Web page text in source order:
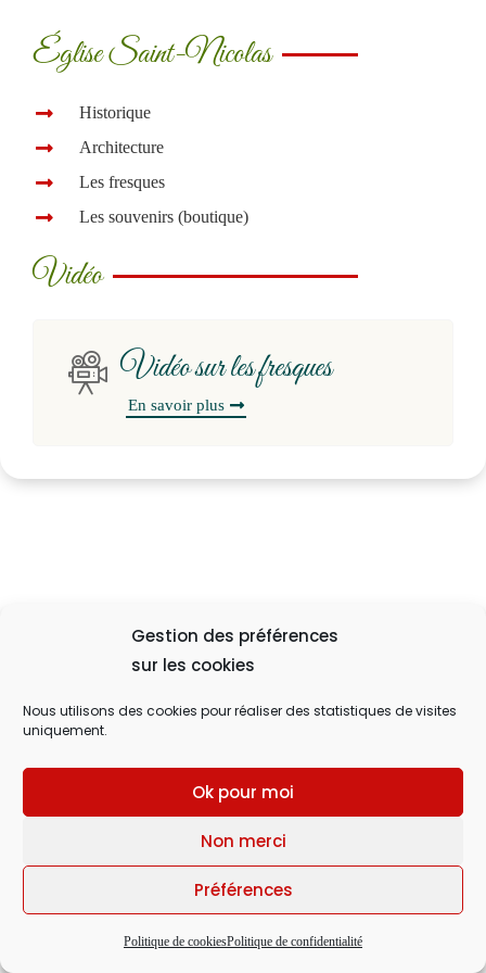
Gestion des préférences
sur les cookies
Nous utilisons des cookies pour réaliser des statistiques de visites
uniquement.
Ok pour moi
Non merci
Préférences
Politique de cookiesPolitique de confidentialité
Église Saint-Nicolas
Historique
Architecture
Les fresques
Les souvenirs (boutique)
Vidéo
Vidéo sur les fresques
En savoir plus